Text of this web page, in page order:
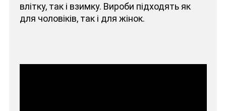
влітку, так і взимку. Вироби підходять як
для чоловіків, так і для жінок.